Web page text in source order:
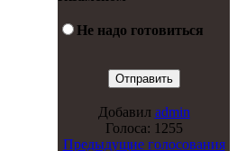
Не надо готовиться
Добавил admin
Голоса: 1255
Предыдущие голосования